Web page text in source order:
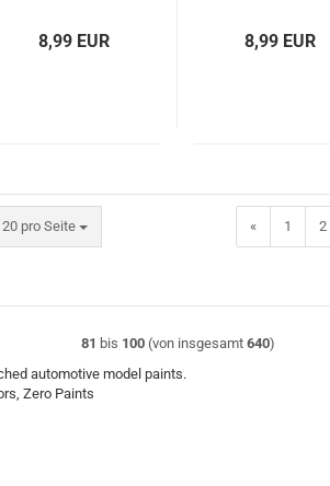
8,99 EUR 8,99 EUR
20 pro Seite
pro Seite « 1 2
81 bis 100(von insgesamt 640)
automotive model paints.
Zero Paints